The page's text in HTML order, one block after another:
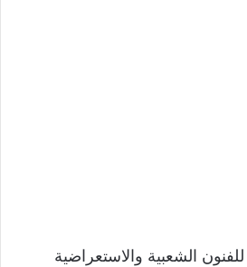
الشعبية والاستعراضية